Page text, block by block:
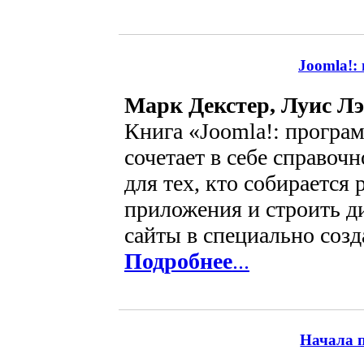
Joomla!:
Марк Декстер, Луис
Книга «Joomla!:
сочетает в себе
для тех, кто собирается
приложения и строить
сайты в специально
Подробнее...
Начала